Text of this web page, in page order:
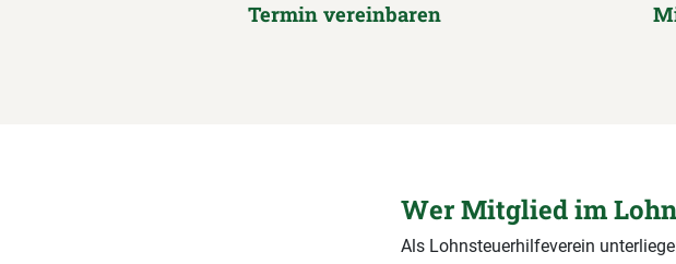
Termin vereinbaren
Wer Mitglied im
Als Lohnsteuerhilfeverein